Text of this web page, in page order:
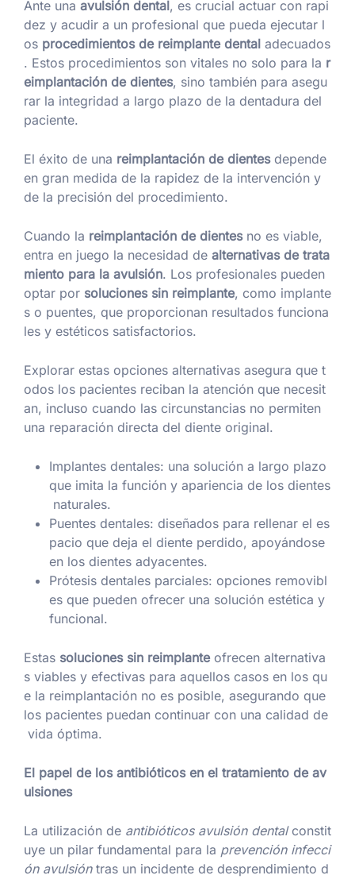
Ante una avulsión dental, es crucial actuar con rapi
dez y acudir a un profesional que pueda ejecutar l
os procedimientos de reimplante dental adecuados
. Estos procedimientos son vitales no solo para la r
eimplantación de dientes, sino también para asegu
rar la integridad a largo plazo de la dentadura del
paciente.
El éxito de una reimplantación de dientesdepende
en gran medida de la rapidez de la intervención y
de la precisión del procedimiento.
Cuando la reimplantación de dientesno es viable,
entra en juego la necesidad de alternativas de trata
miento para la avulsión. Los profesionales pueden
optar por soluciones sin reimplante, como implante
s o puentes, que proporcionan resultados funciona
les y estéticos satisfactorios.
Explorar estas opciones alternativas asegura que t
odos los pacientes reciban la atención que necesit
an, incluso cuando las circunstancias no permiten
una reparación directa del diente original.
Implantes dentales: una solución a largo plazo
que imita la función y apariencia de los dientes
naturales.
Puentes dentales: diseñados para rellenar el es
pacio que deja el diente perdido, apoyándose
en los dientes adyacentes.
Prótesis dentales parciales: opciones removibl
es que pueden ofrecer una solución estética y
funcional.
Estas soluciones sin reimplanteofrecen alternativa
s viables y efectivas para aquellos casos en los qu
e la reimplantación no es posible, asegurando que
los pacientes puedan continuar con una calidad de
vida óptima.
El papel de los antibióticos en el tratamiento de av
ulsiones
La utilización de antibióticos avulsión dentalconstit
uye un pilar fundamental para la prevención infecci
ón avulsióntras un incidente de desprendimiento d